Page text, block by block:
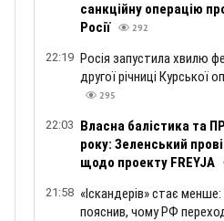
санкційну операцію
Росії
292
22:19 Росія запустила хвилю
другої річниці Курської
295
22:03 Власна балістика та
року: Зеленський
щодо проекту FREYJA
21:58 «Іскандерів» стає
пояснив, чому РФ